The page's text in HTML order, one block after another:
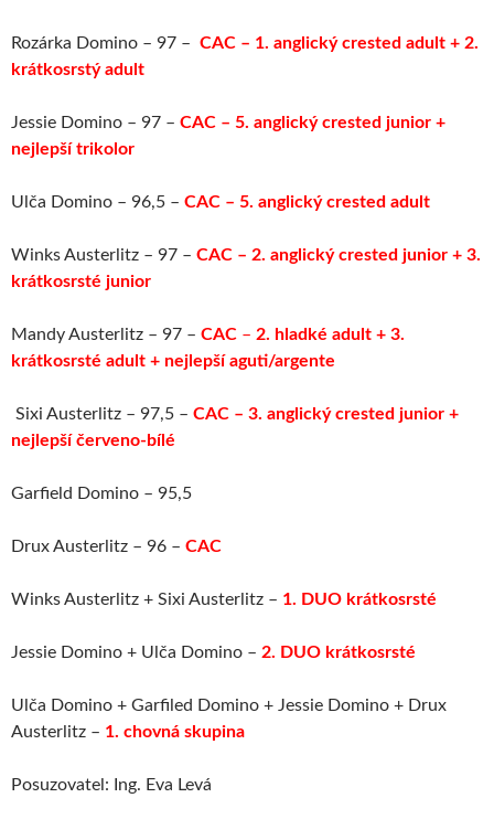
Rozárka Domino – 97 – CAC – 1. anglický crested adult + 2.
krátkosrstý adult
Jessie Domino – 97 – CAC – 5. anglický crested junior +
nejlepší trikolor
Ulča Domino – 96,5 – CAC – 5. anglický crested adult
Winks Austerlitz – 97 – CAC – 2. anglický crested junior + 3.
krátkosrsté junior
Mandy Austerlitz – 97 – CAC – 2. hladké adult + 3.
krátkosrsté adult + nejlepší aguti/argente
Sixi Austerlitz – 97,5 – CAC – 3. anglický crested junior +
nejlepší červeno-bílé
Garfield Domino – 95,5
Drux Austerlitz – 96 – CAC
Winks Austerlitz + Sixi Austerlitz – 1. DUO krátkosrsté
Jessie Domino + Ulča Domino – 2. DUO krátkosrsté
Ulča Domino + Garfiled Domino + Jessie Domino + Drux
Austerlitz – 1. chovná skupina
Posuzovatel: Ing. Eva Levá